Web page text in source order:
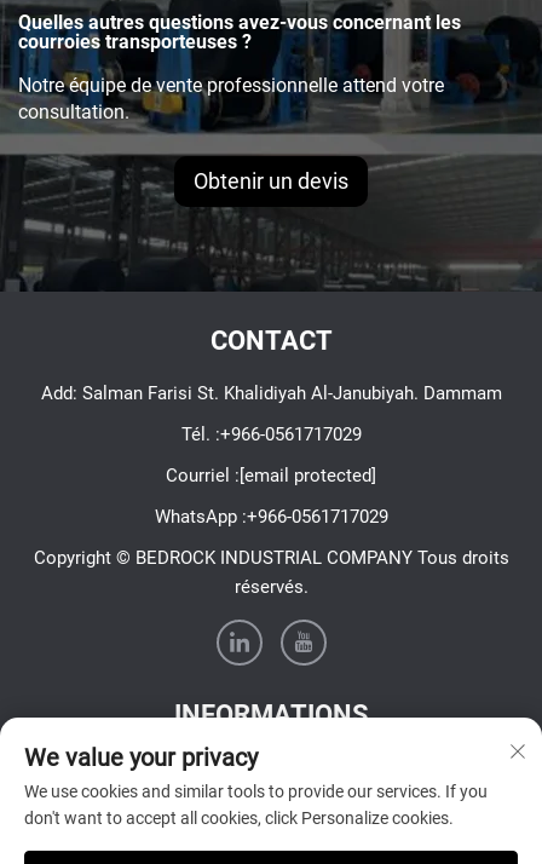
Quelles autres questions avez-vous concernant les
courroies transporteuses ?
Notre équipe de vente professionnelle attend votre
consultation.
Obtenir un devis
CONTACT
Add: Salman Farisi St. Khalidiyah Al-Janubiyah. Dammam
Tél. :+966-0561717029
Courriel :[email protected]
WhatsApp :+966-0561717029
Copyright © BEDROCK INDUSTRIAL COMPANY Tous droits
réservés.
INFORMATIONS
Inscrivez-vous pour recevoir notre newsletter hebdomadaire
We value your privacy
We use cookies and similar tools to provide our services. If you
don't want to accept all cookies, click Personalize cookies.